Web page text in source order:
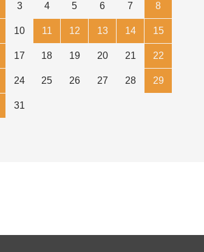
3 4 5 6 7 8
10 11 12 13 14 15
17 18 19 20 21 22
24 25 26 27 28 29
31